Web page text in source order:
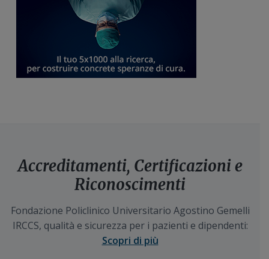
Accreditamenti, Certificazioni e
Riconoscimenti
Fondazione Policlinico Universitario Agostino Gemelli
IRCCS, qualità e sicurezza per i pazienti e dipendenti:
Scopri di più